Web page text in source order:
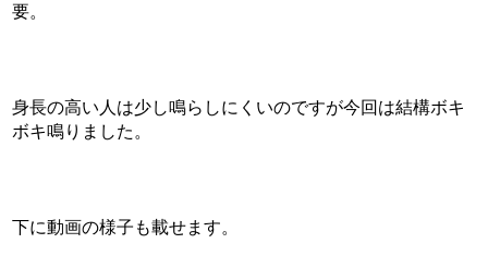
要。
身長の高い人は少し鳴らしにくいのですが今回は結構ボキ
ボキ鳴りました。
下に動画の様子も載せます。